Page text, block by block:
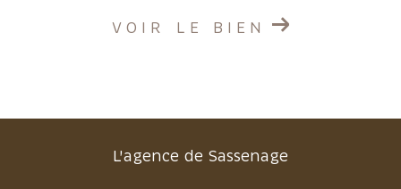
VOIR LE BIEN
L'agence de Sassenage